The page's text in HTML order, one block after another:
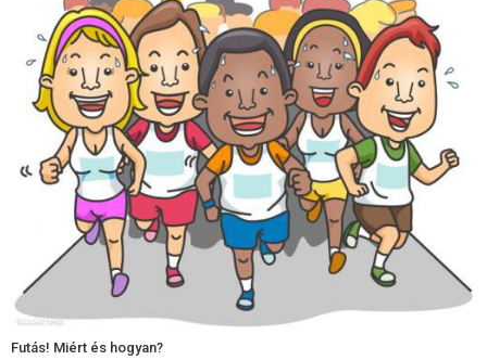
Futás! Miért és hogyan?